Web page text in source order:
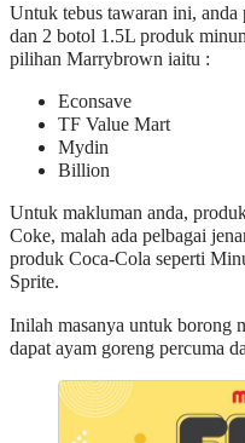
Untuk tebus tawaran ini,
dan 2 botol 1.5L produk
pilihan Marrybrown iaitu :
Econsave
TF Value Mart
Mydin
Billion
Untuk makluman anda,
Coke, malah ada pelbagai
produk Coca-Cola seperti
Sprite.
Inilah masanya untuk borong
dapat ayam goreng percuma